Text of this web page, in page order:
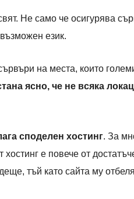
Не само че осигурява
език.
на места, които
ясно, че не всяка
споделен хостинг. За
хостинг е повече от
тъй като сайта му